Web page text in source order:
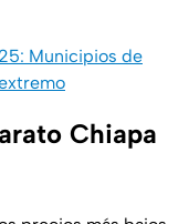
Municipios de
Chiapa